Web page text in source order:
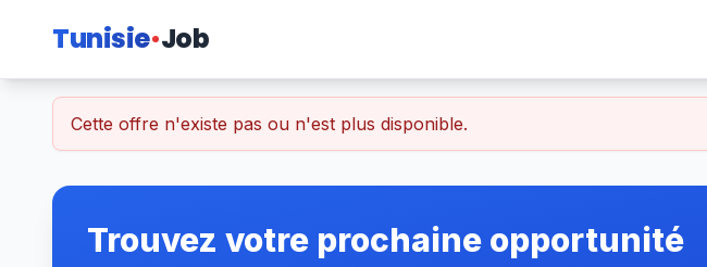
Tunisie Job
Cette offre n'existe pas ou n'est plus disponible.
Trouvez votre prochaine opportunité